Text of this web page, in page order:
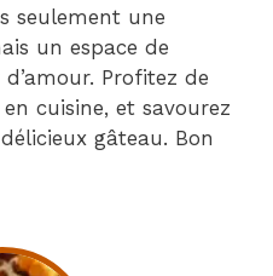
seulement une
un espace de
Profitez de
cuisine, et savourez
gâteau. Bon